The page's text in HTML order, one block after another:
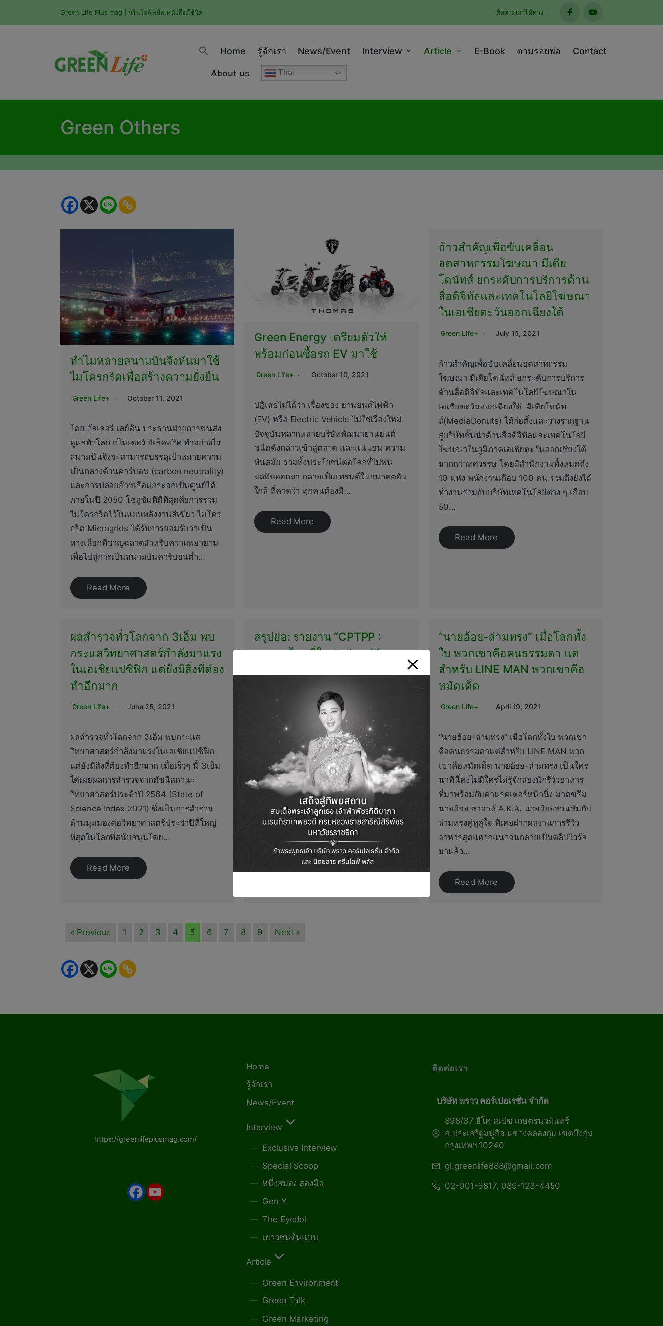
Green Life Plus mag | กรีนไลฟ์พลัส หนังสือมีชีวิต ติดตามเราได้ทาง
facebookyoutube
Home รู้จักเรา News/Event Interview Article E-Book ตามรอยพ่อ Contact
About us Thai
Green Others
ทำไมหลายสนามบินจึงหันมาใช้
ไมโครกริดเพื่อสร้างความยั่งยืน
Green Life+ October 11, 2021
โดย วัลเลอรี เลย์อัน ประธานฝ่ายการขนส่ง
ดูแลทั่วโลก ชไนเดอร์ อิเล็คทริค ทำอย่างไร
สนามบินจึงจะสามารถบรรลุเป้าหมายความ
เป็นกลางด้านคาร์บอน (carbon neutrality)
และการปล่อยก๊าซเรือนกระจกเป็นศูนย์ได้
ภายในปี 2050 โซลูชันที่ดีที่สุดคือการรวม
ไมโครกริดไว้ในแผนพลังงานสีเขียว ไมโคร
กริด Microgrids ได้รับการยอมรับว่าเป็น
ทางเลือกที่ชาญฉลาดสำหรับความพยายาม
เพื่อไปสู่การเป็นสนามบินคาร์บอนต่ำ…
Read More
Green Energy เตรียมตัวให้
พร้อมก่อนซื้อรถ EV มาใช้
Green Life+ October 10, 2021
ปฏิเสธไม่ได้ว่า เรื่องของ ยานยนต์ไฟฟ้า
(EV) หรือ Electric Vehicle ไม่ใช่เรื่องใหม่
ปัจจุบันหลากหลายบริษัทพัฒนายานยนต์
ชนิดดังกล่าวเข้าสู่ตลาด และแน่นอน ความ
ทันสมัย รวมทั้งประโยชน์ต่อโลกที่ไม่พ่น
มลพิษออกมา กลายเป็นเทรนด์ในอนาคตอัน
ใกล้ ที่คาดว่า ทุกคนต้องมี…
Read More
ก้าวสำคัญเพื่อขับเคลื่อน
อุตสาหกรรมโฆษณา มีเดีย
โดนัทส์ ยกระดับการบริการด้าน
สื่อดิจิทัลและเทคโนโลยีโฆษณา
ในเอเชียตะวันออกเฉียงใต้
Green Life+ July 15, 2021
ก้าวสำคัญเพื่อขับเคลื่อนอุตสาหกรรม
โฆษณา มีเดียโดนัทส์ ยกระดับการบริการ
ด้านสื่อดิจิทัลและเทคโนโลยีโฆษณาใน
เอเชียตะวันออกเฉียงใต้ มีเดียโดนัท
ส์(MediaDonuts) ได้ก่อตั้งและวางรากฐาน
สู่บริษัทชั้นนำด้านสื่อดิจิทัลและเทคโนโลยี
โฆษณาในภูมิภาคเอเชียตะวันออกเชียงใต้
มากกว่าทศวรรษ โดยมีสำนักงานทั้งหมดถึง
10 แห่ง พนักงานเกือบ 100 คน รวมถึงยังได้
ทำงานร่วมกับบริษัทเทคโนโลยีต่าง ๆ เกือบ
50…
Read More
ผลสำรวจทั่วโลกจาก 3เอ็ม พบ
กระแสวิทยาศาสตร์กำลังมาแรง
ในเอเชียแปซิฟิก แต่ยังมีสิ่งที่ต้อง
ทำอีกมาก
Green Life+ June 25, 2021
ผลสำรวจทั่วโลกจาก 3เอ็ม พบกระแส
วิทยาศาสตร์กำลังมาแรงในเอเชียแปซิฟิก
แต่ยังมีสิ่งที่ต้องทำอีกมาก เมื่อเร็วๆ นี้ 3เอ็ม
ได้เผยผลการสำรวจจากดัชนีสถานะ
วิทยาศาสตร์ประจำปี 2564 (State of
Science Index 2021) ซึ่งเป็นการสำรวจ
ด้านมุมมองต่อวิทยาศาสตร์ประจำปีที่ใหญ่
ที่สุดในโลกที่สนับสนุนโดย…
Read More
สรุปย่อ: รายงาน “CPTPP :
อนาคตไทยที่ใหญ่กว่าแค่ข้อ
June 17, 2021
สรุปย่อ: รายงาน “CPTPP : อนาคตไทยที่
ใหญ่กว่าแค่ข้อตกลงทางการค้า” โดย KKP
Research ในระยะเวลาที่ผ่านมา ข้อตกลง
ทางการค้าที่ชื่อว่า Comprehensive and
Progressive Agreement for…
Read More
“นายฮ้อย-ล่ามทรง” เมื่อโลกทั้ง
ใบ พวกเขาคือคนธรรมดา แต่
สำหรับ LINE MAN พวกเขาคือ
หมัดเด็ด
Green Life+ April 19, 2021
“นายฮ้อย-ล่ามทรง” เมื่อโลกทั้งใบ พวกเขา
คือคนธรรมดาแต่สำหรับ LINE MAN พวก
เขาคือหมัดเด็ด นายฮ้อย-ล่ามทรง เป็นใคร
นาทีนี้คงไม่มีใครไม่รู้จักสองนักรีวิวอาหาร
ที่มาพร้อมกับคาแรคเตอร์หน้านิ่ง มาดขรึม
นายฮ้อย ซาลาห์ A.K.A. นายฮ้อยชวนชิมกับ
ล่ามทรงคู่หูคู่ใจ ที่เคยฝากผลงานการรีวิว
อาหารสุดแหวกแนวจนกลายเป็นคลิปไวรัล
มาแล้ว…
Read More
« Previous 1 2 3 4 5 6 7 8 9 Next »
https://greenlifeplusmag.com/
Home
รู้จักเรา
News/Event
Interview
Exclusive Interview
Special Scoop
หนึ่งสมอง สองมือ
Gen Y
The Eyedol
เยาวชนต้นแบบ
Article
Green Environment
Green Talk
Green Marketing
ติดต่อเรา
บริษัท พราว คอร์เปอเรชั่น จำกัด
898/37 อีโค สเปซ เกษตรนวมินทร์
ถ.ประเสริฐมนูกิจ แขวงคลองกุ่ม เขตบึงกุ่ม
กรุงเทพฯ 10240
gl.greenlife888@gmail.com
02-001-6817, 089-123-4450